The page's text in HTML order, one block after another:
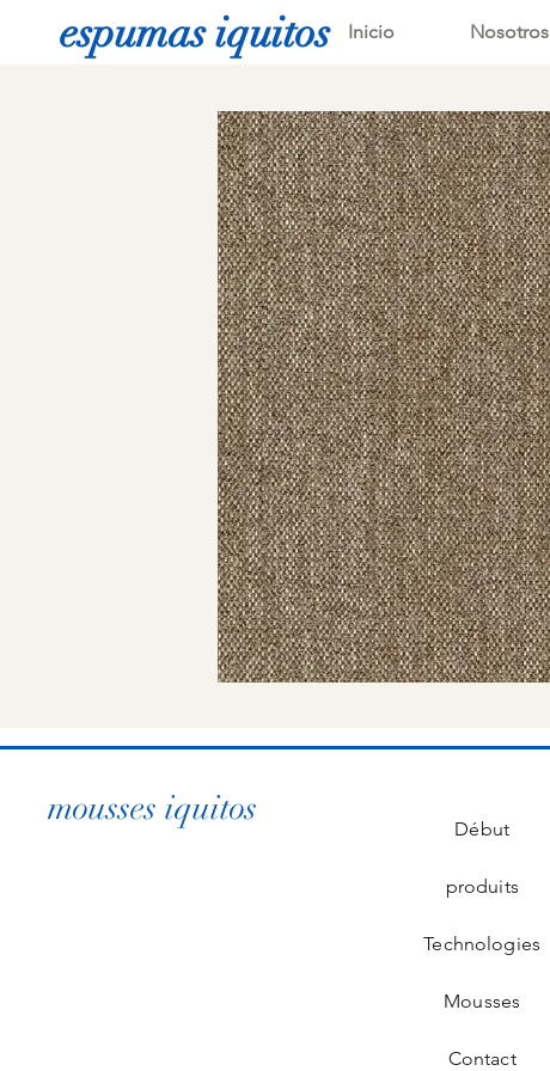
espumas iquitos Inicio Nosotros
mousses iquitos
Début
produits
Technologies
Mousses
Contact